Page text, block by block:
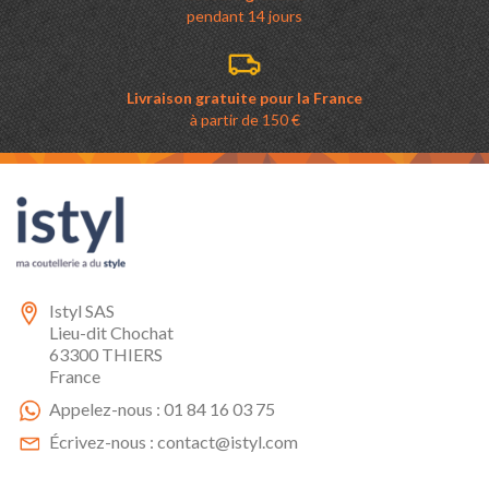
pendant 14 jours
Livraison gratuite pour la France
à partir de 150 €
Istyl SAS
Lieu-dit Chochat
63300 THIERS
France
Appelez-nous : 01 84 16 03 75
Écrivez-nous : contact@istyl.com